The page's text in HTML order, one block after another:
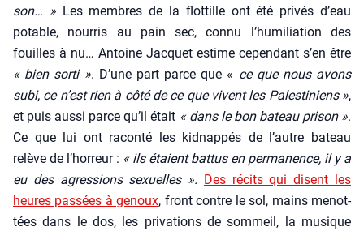
son… »Les membres de la flot­tille ont été pri­vés d’eau
potable, nour­ris au pain sec, connu l’humiliation des
fouilles à nu… Antoine Jac­quet estime cepen­dant s’en être
« bien sor­ti ». D’une part parce que « ce que nous avons
subi, ce n’est rien à côté de ce que vivent les Pales­ti­niens »,
et puis aus­si parce qu’il était « dans le bon bateau pri­son ».
Ce que lui ont racon­té les kid­nap­pés de l’autre bateau
relève de l’horreur : « ils étaient bat­tus en per­ma­nence, il y a
eu des agres­sions sexuelles ». Des récits qui disent les
heures pas­sées à genoux, front contre le sol, mains menot­
tées dans le dos, les pri­va­tions de som­meil, la musique